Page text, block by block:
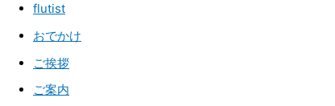
flutist
おでかけ
ご挨拶
ご案内